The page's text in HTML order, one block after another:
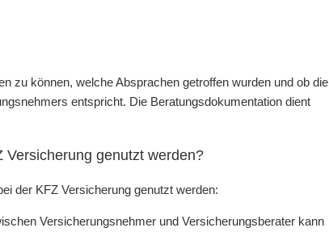
zu können, welche Absprachen getroffen wurden und ob die
entspricht. Die Beratungsdokumentation dient
genutzt werden?
der KFZ Versicherung genutzt werden:
Versicherungsnehmer und Versicherungsberater kann